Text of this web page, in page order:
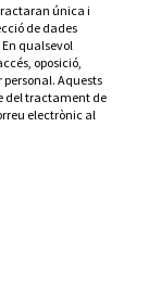
única i
de dades
qualsevol
oposició,
personal. Aquests
del tractament de
electrònic al